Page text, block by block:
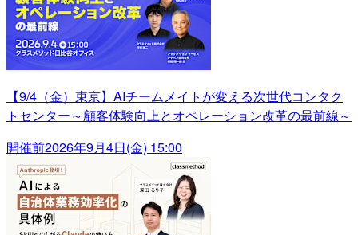
【9/4（金）東京】AIチームメイトが変える次世代コンタク
トセンター～顧客体験向上とオペレーション改革の最前線～
開催前2026年9月4日(金) 15:00